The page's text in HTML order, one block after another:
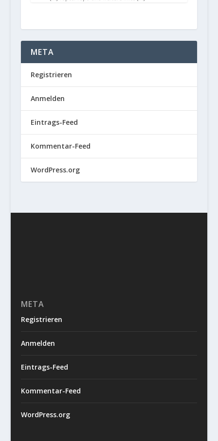
META
Registrieren
Anmelden
Eintrags-Feed
Kommentar-Feed
WordPress.org
META
Registrieren
Anmelden
Eintrags-Feed
Kommentar-Feed
WordPress.org